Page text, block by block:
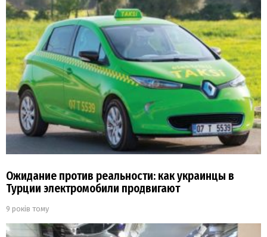
Ожидание против реальности: как украинцы в
Турции электромобили продвигают
9 років тому